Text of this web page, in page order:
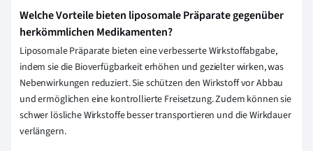
Welche Vorteile bieten liposomale Präparate gegenüber
herkömmlichen Medikamenten?
Liposomale Präparate bieten eine verbesserte Wirkstoffabgabe,
indem sie die Bioverfügbarkeit erhöhen und gezielter wirken, was
Nebenwirkungen reduziert. Sie schützen den Wirkstoff vor Abbau
und ermöglichen eine kontrollierte Freisetzung. Zudem können sie
schwer lösliche Wirkstoffe besser transportieren und die Wirkdauer
verlängern.